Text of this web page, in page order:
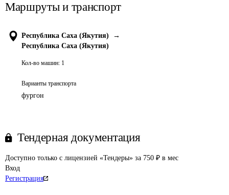
Маршруты и транспорт
Республика Саха (Якутия)
→
Республика Саха (Якутия)
Кол-во машин: 1
Варианты транспорта
фургон
Тендерная документация
Доступно только с лицензией «Тендеры» за 750 ₽ в мес
Вход
Регистрация